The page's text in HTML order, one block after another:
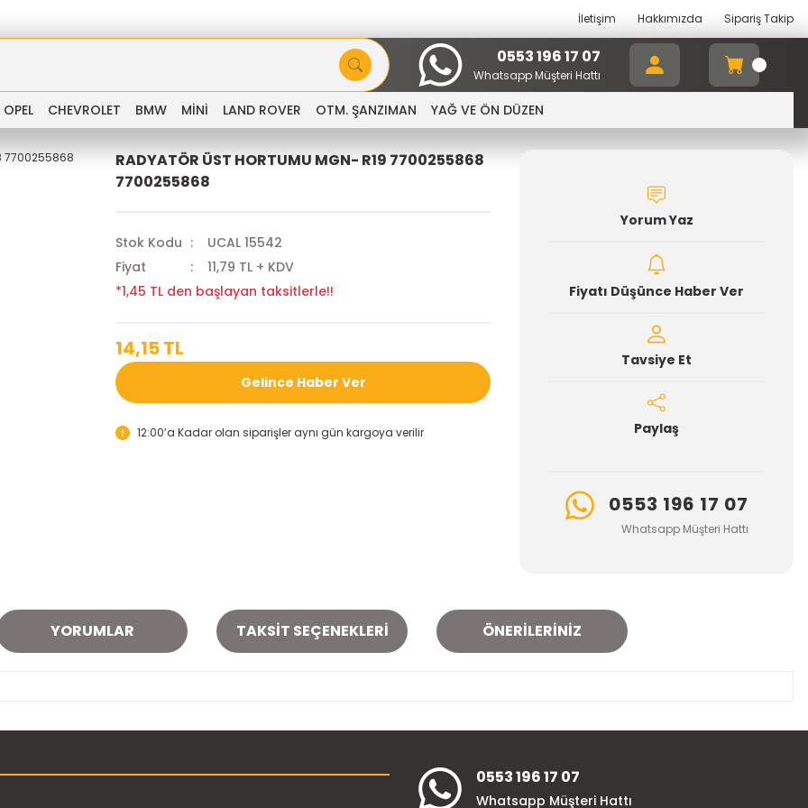
İletişim Hakkımızda Sipariş Takip
0553 196 17 07
Whatsapp Müşteri Hattı
OPEL CHEVROLET BMW MİNİ LAND ROVER OTM. ŞANZIMAN YAĞ VE ÖN DÜZEN
RADYATÖR ÜST HORTUMU MGN- R19 7700255868
7700255868
Stok Kodu
UCAL 15542
Fiyat
11,79 TL + KDV
*1,45 TL den başlayan taksitlerle!!
14,15 TL
Gelince Haber Ver
12:00’a Kadar olan siparişler aynı gün kargoya verilir
Yorum Yaz
Fiyatı Düşünce Haber Ver
Tavsiye Et
Paylaş
0553 196 17 07
Whatsapp Müşteri Hattı
YORUMLAR TAKSIT SEÇENEKLERI ÖNERILERINIZ
Bu ürüne ilk yorumu siz yapın! 0553 196 17 07
Whatsapp Müşteri Hattı